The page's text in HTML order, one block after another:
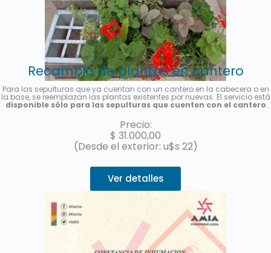
Recambio de plantas en cantero
Para las sepulturas que ya cuentan con un cantero en la cabecera o en
la base, se reemplazan las plantas existentes por nuevas. El servicio está
disponible sólo para las sepulturas que cuenten con el cantero
estación, la foto es meramente ilustrativa. Se enviará una foto del
servicio una vez finalizado.
Precio:
$ 31.000,00
(Desde el exterior: u$s 22)
Ver detalles